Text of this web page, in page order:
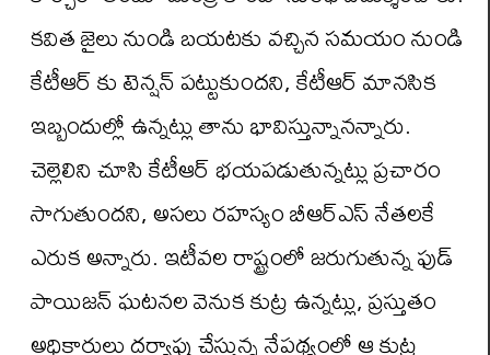
కవిత జైలు నుండి బయటకు వచ్చిన సమయం నుండి
కేటీఆర్ కు టెన్షన్ పట్టుకుందని, కేటీఆర్ మానసిక
ఇబ్బందుల్లో ఉన్నట్లు తాను భావిస్తున్నానన్నారు.
చెల్లెలిని చూసి కేటీఆర్ భయపడుతున్నట్లు ప్రచారం
సాగుతుందని, అసలు రహస్యం బీఆర్ఎస్ నేతలకే
ఎరుక అన్నారు. ఇటీవల రాష్ట్రంలో జరుగుతున్న ఫుడ్
పాయిజన్ ఘటనల వెనుక కుట్ర ఉన్నట్లు, ప్రస్తుతం
అధికారులు దర్యాప్తు చేస్తున్న నేపథ్యంలో ఆ కుట్ర